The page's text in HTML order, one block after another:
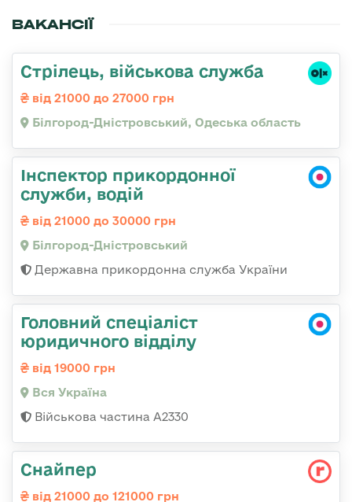
ВАКАНСІЇ
Стрілець, військова служба
від 21000 до 27000 грн
Білгород-Дністровський, Одеська область
Інспектор прикордонної
служби, водій
від 21000 до 30000 грн
Білгород-Дністровський
Державна прикордонна служба України
Головний спеціаліст
юридичного відділу
від 19000 грн
Вся Україна
Військова частина A2330
Снайпер
від 21000 до 121000 грн